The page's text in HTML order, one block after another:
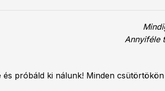
Annyiféle
és próbáld ki nálunk! Minden csütörtökön